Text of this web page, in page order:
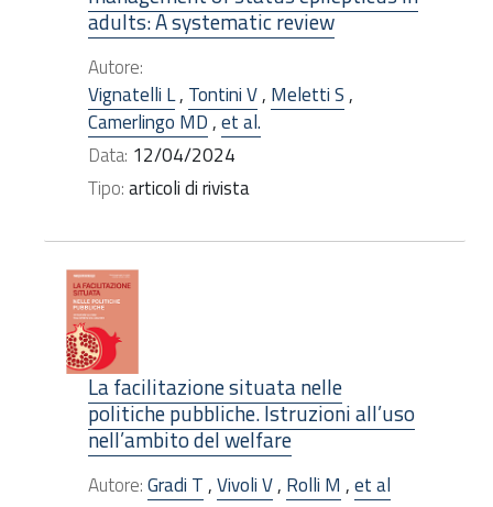
adults: A systematic review
Autore:
Vignatelli L, Tontini V, Meletti S,
Camerlingo MD,et al.
Data: 12/04/2024
Tipo:articoli di rivista
La facilitazione situata nelle
politiche pubbliche. Istruzioni all’uso
nell’ambito del welfare
Autore:Gradi T,Vivoli V, Rolli M ,et al